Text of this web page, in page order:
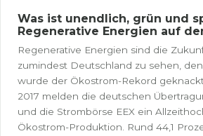
Was ist unendlich, grün und
Regenerative Energien auf
Regenerative Energien sind die
zumindest Deutschland zu sehen,
wurde der Ökostrom-Rekord
2017 melden die deutschen
und die Strombörse EEX ein
Ökostrom-Produktion. Rund 44,1